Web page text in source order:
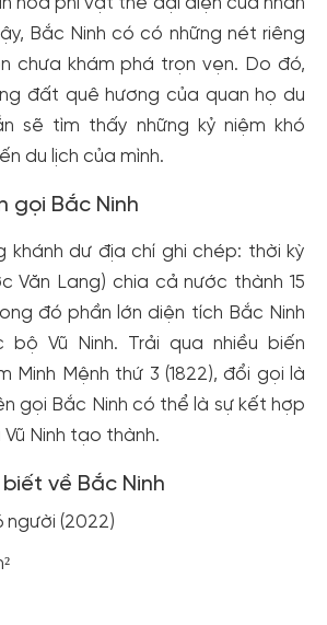
Bắc Ninh có có những nét riêng
chưa khám phá trọn vẹn. Do đó,
đất quê hương của quan họ du
sẽ tìm thấy những kỷ niệm khó
du lịch của mình.
gọi Bắc Ninh
khánh dư địa chí ghi chép: thời kỳ
Văn Lang) chia cả nước thành 15
đó phần lớn diện tích Bắc Ninh
bộ Vũ Ninh. Trải qua nhiều biến
Minh Mệnh thứ 3 (1822), đổi gọi là
gọi Bắc Ninh có thể là sự kết hợp
Ninh tạo thành.
về Bắc Ninh
người (2022)